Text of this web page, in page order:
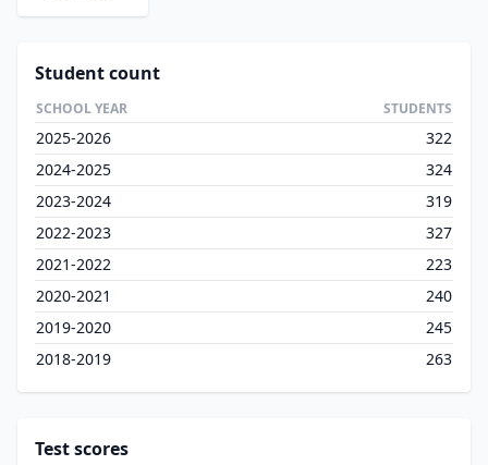
Student count
SCHOOL YEAR STUDENTS
2025-2026
322
2024-2025
324
2023-2024
319
2022-2023
327
2021-2022
223
2020-2021
240
2019-2020
245
2018-2019
263
Test scores